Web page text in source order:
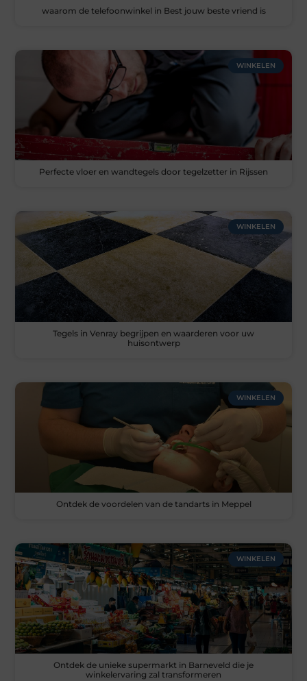
waarom de telefoonwinkel in Best jouw beste vriend is
WINKELEN
Perfecte vloer en wandtegels door tegelzetter in Rijssen
WINKELEN
Tegels in Venray begrijpen en waarderen voor uw
huisontwerp
WINKELEN
Ontdek de voordelen van de tandarts in Meppel
WINKELEN
Ontdek de unieke supermarkt in Barneveld die je
winkelervaring zal transformeren